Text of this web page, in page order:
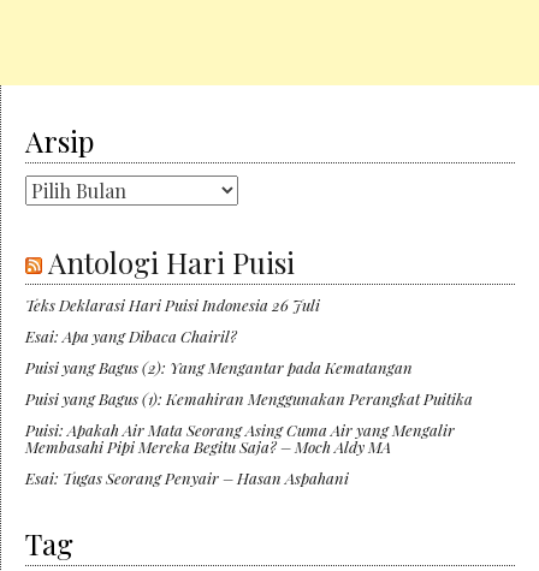
Arsip
Arsip
Antologi Hari Puisi
Teks Deklarasi Hari Puisi Indonesia 26 Juli
Esai: Apa yang Dibaca Chairil?
Puisi yang Bagus (2): Yang Mengantar pada Kematangan
Puisi yang Bagus (1): Kemahiran Menggunakan Perangkat Puitika
Puisi: Apakah Air Mata Seorang Asing Cuma Air yang Mengalir
Membasahi Pipi Mereka Begitu Saja? – Moch Aldy MA
Esai: Tugas Seorang Penyair – Hasan Aspahani
Tag